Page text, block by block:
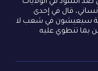
ضد السود في الولايات
ناشط سياسي إنساني، قال في إحدى
سيعيشون في شعب لا
بما تنطوي عليه